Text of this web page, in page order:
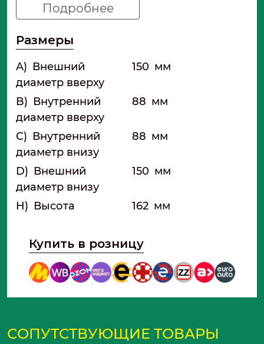
Подробнее
Размеры
A) Внешний
диаметр вверху
150 мм
B) Внутренний
диаметр вверху
88 мм
C) Внутренний
диаметр внизу
88 мм
D) Внешний
диаметр внизу
150 мм
H) Высота 162 мм
Купить в розницу
СОПУТСТВУЮЩИЕ ТОВАРЫ